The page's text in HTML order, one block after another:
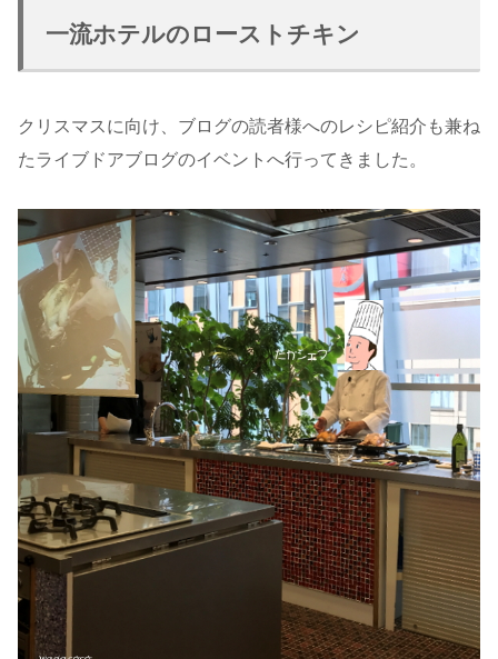
一流ホテルのローストチキン
クリスマスに向け、ブログの読者様へのレシピ紹介も兼ね
たライブドアブログのイベントへ行ってきました。